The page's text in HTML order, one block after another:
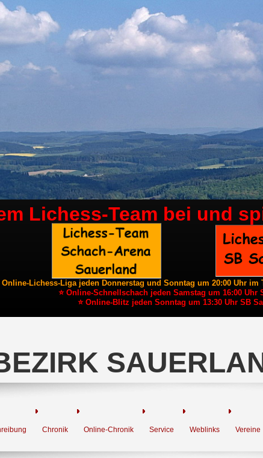
Lichess-Team bei und
Online-Lichess-Liga jeden Donnerstag und Sonntag um 20:00 Uhr im
⭐ Online-Schnellschach jeden Samstag um 16:00 Uhr
⭐ Online-Blitz jeden Sonntag um 13:30 Uhr SB
Chronik Online-Chronik Service Weblinks Vereine